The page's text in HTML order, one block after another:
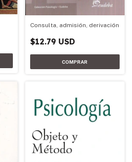
Consulta, admisión, derivación
$12.79 USD